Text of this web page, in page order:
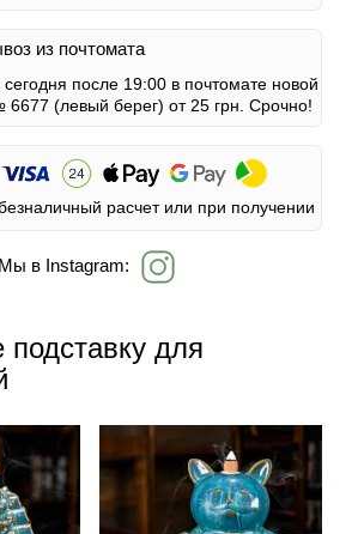
из почтомата
сегодня после 19:00 в почтомате новой
6677 (левый берег) от 25 грн. Срочно!
расчет или при получении
Мы в Instagram:
для